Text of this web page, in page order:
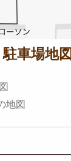
車場地図
地図